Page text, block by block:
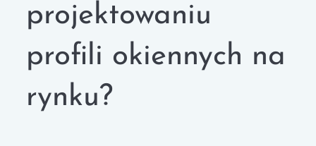
projektowaniu
profili okiennych na
rynku?